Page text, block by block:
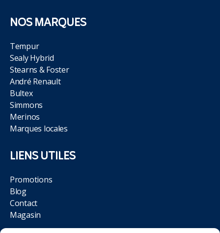
NOS MARQUES
Tempur
Sealy Hybrid
Stearns & Foster
André Renault
Bultex
Simmons
Merinos
Marques locales
LIENS UTILES
Promotions
Blog
Contact
Magasin